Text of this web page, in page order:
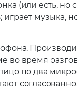
(или есть,
играет музыка,
во время
по два